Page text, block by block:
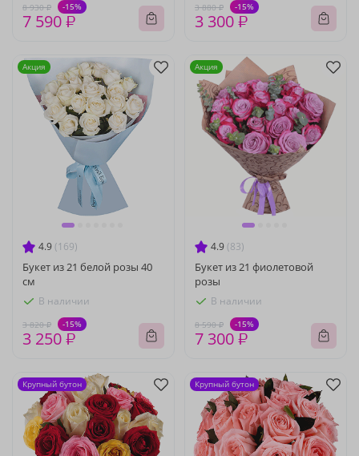
8 930 ₽ -15%
7 590 ₽
3 880 ₽ -15%
3 300 ₽
4.9 (169)
Букет из 21 белой розы 40
см
В наличии
3 820 ₽ -15%
3 250 ₽
Акция
4.9 (83)
Букет из 21 фиолетовой
розы
В наличии
8 590 ₽ -15%
7 300 ₽
Акция
Крупный бутон Крупный бутон